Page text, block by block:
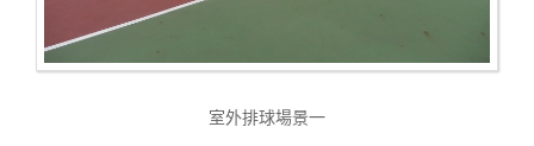
室外排球場景一